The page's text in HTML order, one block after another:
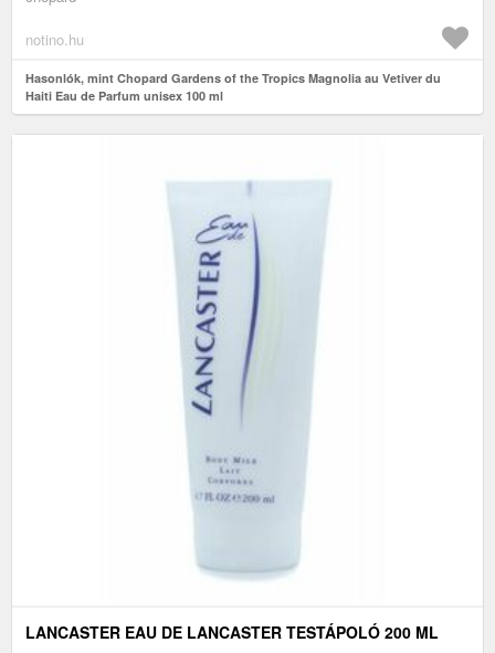
notino.hu
Hasonlók, mint Chopard Gardens of the Tropics Magnolia au Vetiver du
Haiti Eau de Parfum unisex 100 ml
LANCASTER EAU DE LANCASTER TESTÁPOLÓ 200 ML